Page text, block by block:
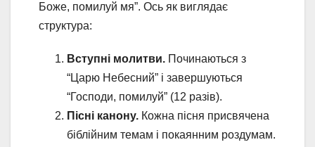
Боже, помилуй мя”. Ось як виглядає
структура:
Вступні молитви. Починаються з
“Царю Небесний” і завершуються
“Господи, помилуй” (12 разів).
Пісні канону. Кожна пісня присвячена
біблійним темам і покаянним роздумам.